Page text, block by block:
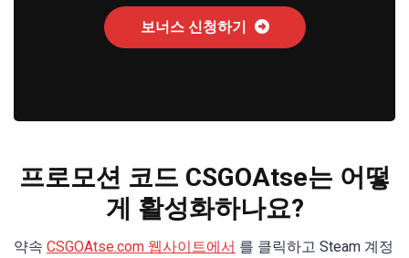
보너스 신청하기
프로모션 코드 CSGOAtse는 어떻
게 활성화하나요?
약속 CSGOAtse.com 웹사이트에서 를 클릭하고 Steam 계정